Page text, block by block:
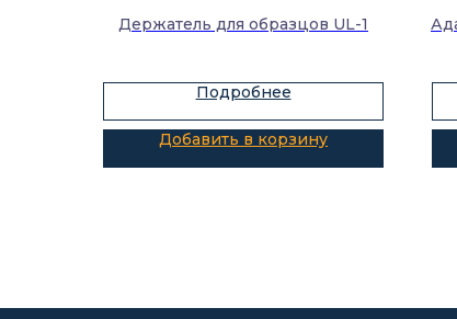
Держатель для образцов UL-1
Подробнее
Добавить в корзину